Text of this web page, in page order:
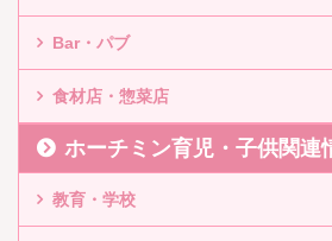
Bar・パブ
食材店・惣菜店
ホーチミン育児・子供関連
教育・学校